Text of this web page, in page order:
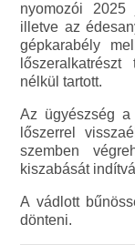
nyomozói 2025
illetve az
gépkarabély
nélkül tartott.
Az ügyészség
lőszerrel
szemben
kiszabását
A vádlott
dönteni.